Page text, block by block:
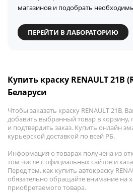
магазинов и подобрать
ПЕРЕЙТИ В ЛАБОРАТОРИЮ
Купить краску RENAULT 21B
Беларуси
Чтобы заказать краску RENAULT 21B,
добавить выбранный товар в корзину,
и подтвердить заказ. Купить онлайн
курьерской доставкой по всей РБ.
Информация о товарах получена из
том числе с официальных сайтов и
Перед тем, как купить автокраску
обязательно обращайте внимание на
приобретаемого товара.